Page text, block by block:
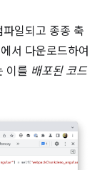
일되고 종종 축
서 다운로드하여
이를 배포된 코드